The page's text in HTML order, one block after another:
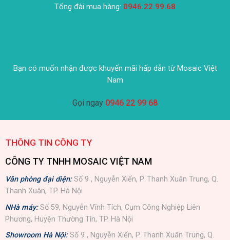
Tổng đài mua hàng: 0946.22.99.68
Bạn có muốn nhận được khuyến mãi hấp dẫn từ Mosaic Việt
Nam
Gọi ngay 0946 22 99 68
THÔNG TIN CÔNG TY
CÔNG TY TNHH MOSAIC VIỆT NAM
Văn phòng đại diện:Số 9 , Nguyễn Xiển, P. Thanh Xuân Trung, Q.
Thanh Xuân, TP. Hà Nội
NHà máy: Số 59, Nguyễn Vĩnh Tích, Cụm Công Nghiệp Liên
Phương, Huyện Thường Tín, TP. Hà Nội
Showroom Hà Nội: Số 9 , Nguyễn Xiển, P. Thanh Xuân Trung, Q.